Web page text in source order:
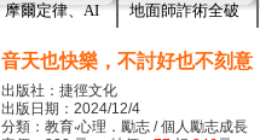
摩爾定律、AI 地面師詐術全破
音天也快樂，不討好也不刻意
出版社：捷徑文化
出版日期：2024/12/4
分類：教育‧心理．勵志 / 個人勵志成長